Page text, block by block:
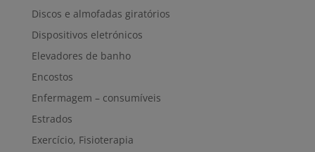
Discos e almofadas giratórios
Dispositivos eletrónicos
Elevadores de banho
Encostos
Enfermagem – consumíveis
Estrados
Exercício, Fisioterapia